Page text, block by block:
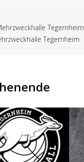
Tegernheim
Tegernheim